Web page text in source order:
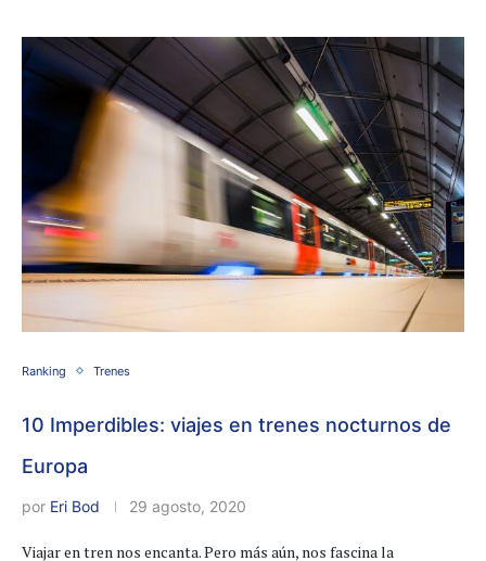
Ranking Trenes
10 Imperdibles: viajes en trenes nocturnos de
Europa
por Eri Bod 29 agosto, 2020
Viajar en tren nos encanta. Pero más aún, nos fascina la